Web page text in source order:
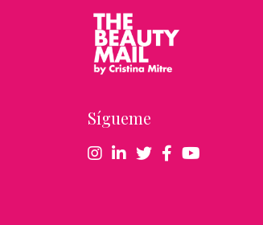
Sígueme